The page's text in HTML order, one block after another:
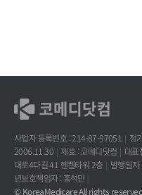
사업자 등록번호 : 214-87-97051 정
2006.11.30
제호 : 코메디닷컴 대
대로4다길 41 헨켈타워 2층
발행일
년보호책임자 : 홍석민
© KoreaMedicare All rights